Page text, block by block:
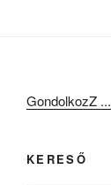
GondolkozZ ...
KERESŐ